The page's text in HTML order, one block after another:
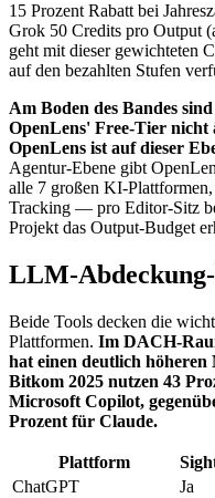
15 Prozent Rabatt bei
Grok 50 Credits pro Output
geht mit dieser gewichteten
auf den bezahlten Stufen
Am Boden des Bandes
OpenLens' Free-Tier
OpenLens ist auf dieser
Agentur-Ebene gibt
alle 7 großen KI-
Tracking — pro Editor-Sitz
Projekt das Output-Budget
LLM-
Beide Tools decken die
Plattformen. Im DACH-
hat einen deutlich
Bitkom 2025 nutzen 43
Microsoft Copilot,
Prozent für Claude.
Plattform
ChatGPT
Ja